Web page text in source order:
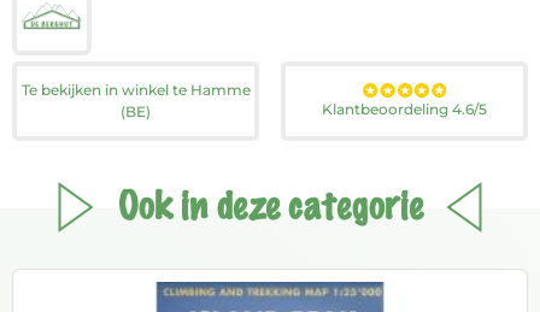
Te bekijken in winkel te Hamme
(BE)
Klantbeoordeling 4.6/5
Ook in deze categorie